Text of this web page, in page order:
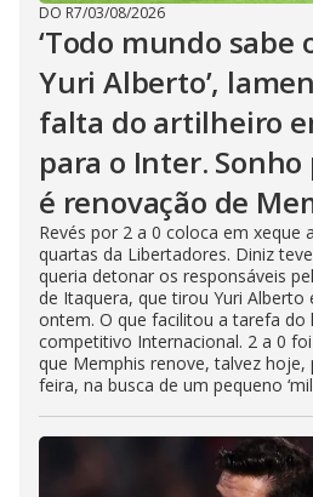
DO R7/03/08/2026
‘Todo mundo sabe
Yuri Alberto’,
falta do artilheiro
para o Inter. Sonho
é renovação de
Revés por 2 a 0 coloca em xeque
quartas da Libertadores. Diniz
queria detonar os responsáveis
de Itaquera, que tirou Yuri
ontem. O que facilitou a tarefa do
competitivo Internacional. 2 a 0
que Memphis renove, talvez hoje,
feira, na busca de um pequeno